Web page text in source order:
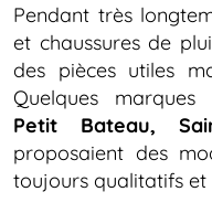
Pendant très
et chaussures de
des pièces utiles
Quelques marques
Petit Bateau,
proposaient des
toujours qualitatifs et